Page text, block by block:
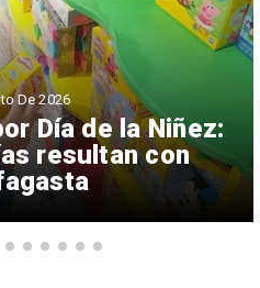
Día de la Niñez:
resultan con
De 2026